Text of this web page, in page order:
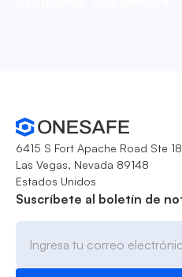
6415 S Fort Apache Road Ste
Las Vegas, Nevada 89148
Estados Unidos
Suscríbete al boletín de